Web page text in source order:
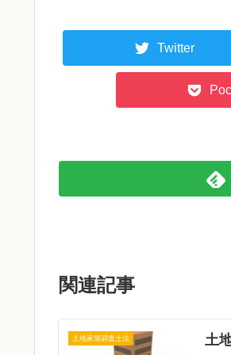
Twitter
関連記事
土地家屋調査士法 土